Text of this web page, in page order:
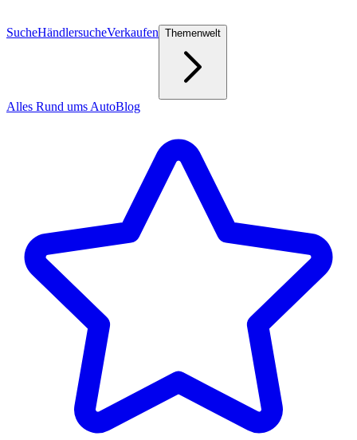
SucheHändlersucheVerkaufen Themenwelt
Alles Rund ums AutoBlog